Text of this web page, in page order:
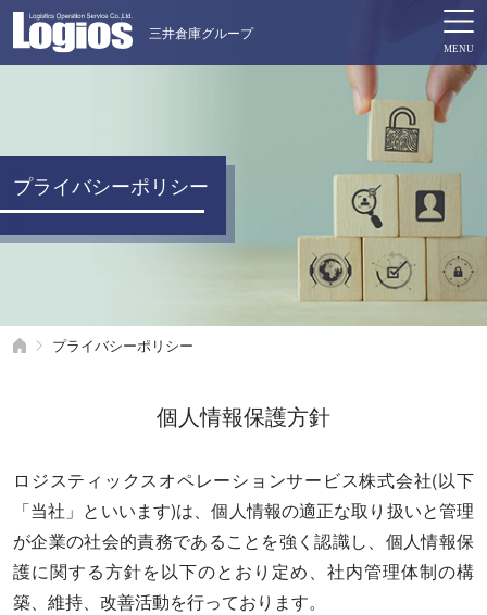
三井倉庫グループ
プライバシーポリシー
プライバシーポリシー
個人情報保護方針
ロジスティックスオペレーションサービス株式会社(以下
「当社」といいます)は、個人情報の適正な取り扱いと管理
が企業の社会的責務であることを強く認識し、個人情報保
護に関する方針を以下のとおり定め、社内管理体制の構
築、維持、改善活動を行っております。